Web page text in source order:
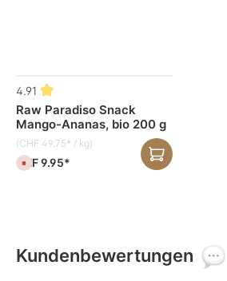
Produktgalerie überspringen
Raw Paradiso Snack
Mango-Ananas, bio 200 g
4.91
(CHF 49.75* / kg)
D
e
c
h
CHF 9.95*
Kundenbewertungen